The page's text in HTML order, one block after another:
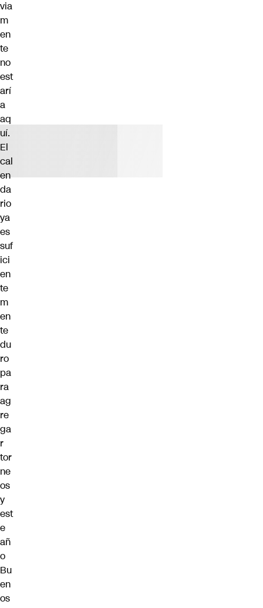
via
m
en
te
no
est
arí
a
aq
uí.
El
cal
en
da
rio
ya
es
suf
ici
en
te
m
en
te
du
ro
pa
ra
ag
re
ga
r
tor
ne
os
y
est
e
añ
o
Bu
en
os